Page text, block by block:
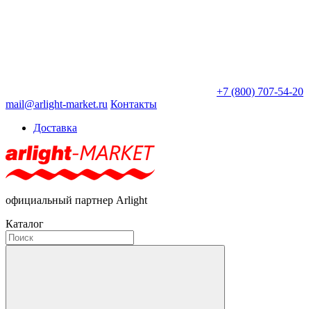
+7 (800) 707-54-20
mail@arlight-market.ru Контакты
Доставка
официальный партнер Arlight
Каталог